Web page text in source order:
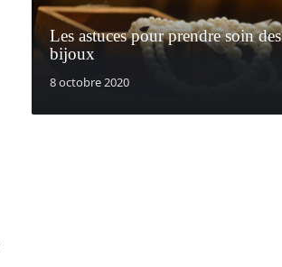
Les astuces pour prendre soin des
bijoux
8 octobre 2020